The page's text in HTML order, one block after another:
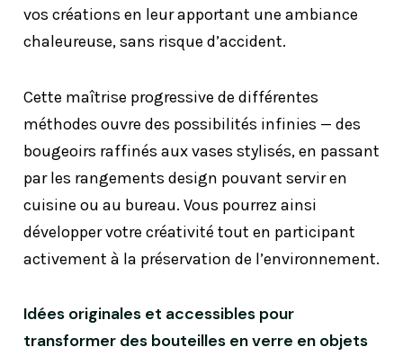
vos créations en leur apportant une ambiance
chaleureuse, sans risque d’accident.
Cette maîtrise progressive de différentes
méthodes ouvre des possibilités infinies — des
bougeoirs raffinés aux vases stylisés, en passant
par les rangements design pouvant servir en
cuisine ou au bureau. Vous pourrez ainsi
développer votre créativité tout en participant
activement à la préservation de l’environnement.
Idées originales et accessibles pour
transformer des bouteilles en verre en objets